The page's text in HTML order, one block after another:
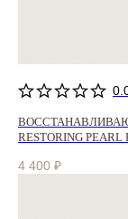
RESTORING PEARL
4 400 ₽